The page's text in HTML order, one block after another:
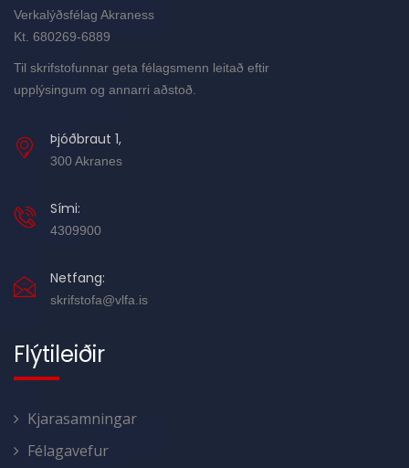
Verkalýðsfélag Akraness
Kt. 680269-6889
Til skrifstofunnar geta félagsmenn leitað eftir
upplýsingum og annarri aðstoð.
Þjóðbraut 1,
300 Akranes
Sími:
4309900
Netfang:
skrifstofa@vlfa.is
Flýtileiðir
Kjarasamningar
Félagavefur